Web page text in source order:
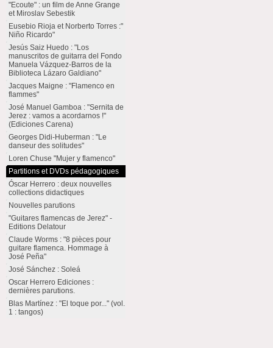
"Ecoute" : un film de Anne Grange
et Miroslav Sebestik
Eusebio Rioja et Norberto Torres :"
Niño Ricardo"
Jesús Saiz Huedo : "Los
manuscritos de guitarra del Fondo
Manuela Vázquez-Barros de la
Biblioteca Lázaro Galdiano"
Jacques Maigne : "Flamenco en
flammes"
José Manuel Gamboa : "Sernita de
Jerez : vamos a acordarnos !"
(Ediciones Carena)
Georges Didi-Huberman : "Le
danseur des solitudes"
Loren Chuse "Mujer y flamenco"
Partitions et DVDs pédagogiques
Óscar Herrero : deux nouvelles
collections didactiques
Nouvelles parutions
"Guitares flamencas de Jerez" -
Editions Delatour
Claude Worms : "8 pièces pour
guitare flamenca. Hommage à
José Peña"
José Sánchez : Soleá
Oscar Herrero Ediciones :
dernières parutions.
Blas Martínez : "El toque por..." (vol.
1 : tangos)